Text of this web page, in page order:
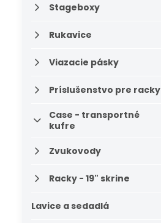
Stageboxy
Rukavice
Viazacie pásky
Príslušenstvo pre racky
Case - transportné
kufre
Zvukovody
Racky - 19" skrine
Lavice a sedadlá